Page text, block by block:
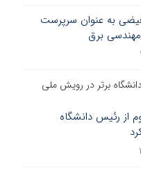
به عنوان سرپرست
برق
برتر در رویش ملی
از رئیس دانشگاه